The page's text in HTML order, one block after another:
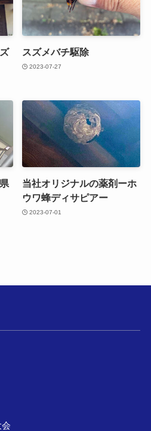
スズメバチ駆除
2023-07-27
当社オリジナルの薬剤ーホ
ウワ蜂ディサピアー
2023-07-01